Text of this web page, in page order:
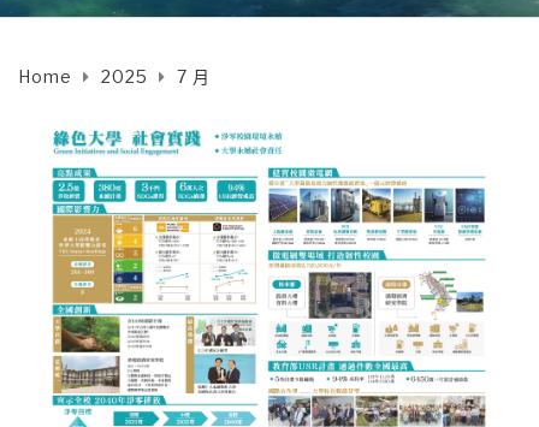
Home 2025 7 月